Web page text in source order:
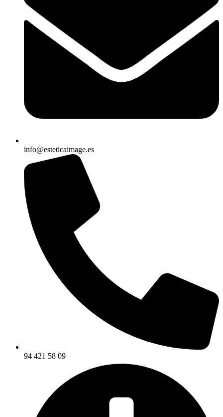
info@esteticaimage.es
94 421 58 09